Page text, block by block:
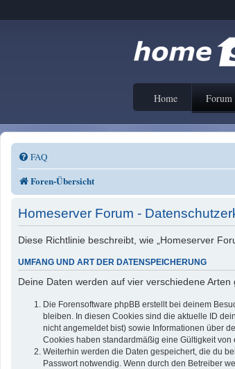
Home Forum
FAQ
Foren-Übersicht
Homeserver Forum -
Diese Richtlinie beschreibt, wie „Homeserver
UMFANG UND ART DER DATENSPEICHERUNG
Deine Daten werden auf vier verschiedene Arten
Die Forensoftware phpBB erstellt bei deinem
bleiben. In diesen Cookies sind die aktuelle ID
nicht angemeldet bist) sowie Informationen über
Cookies haben standardmäßig eine Gültigkeit von
Weiterhin werden die Daten gespeichert, die du
Passwort notwendig. Wenn durch den Betreiber